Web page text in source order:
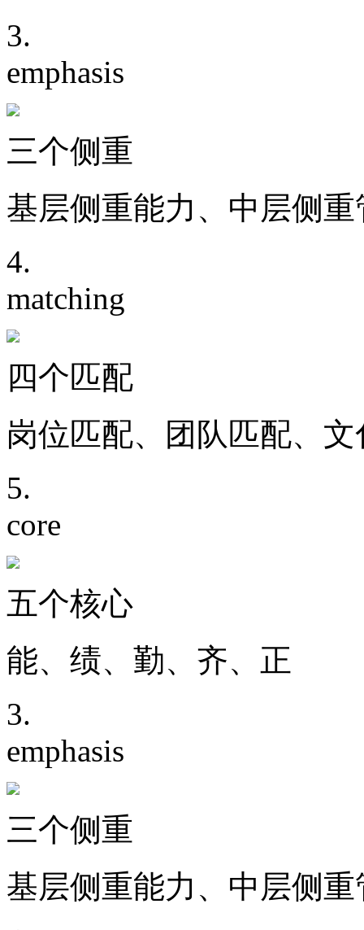
3.
emphasis
三个侧重
基层侧重能力、中层侧
4.
matching
四个匹配
岗位匹配、团队匹配、
5.
core
五个核心
能、绩、勤、齐、正
3.
emphasis
三个侧重
基层侧重能力、中层侧